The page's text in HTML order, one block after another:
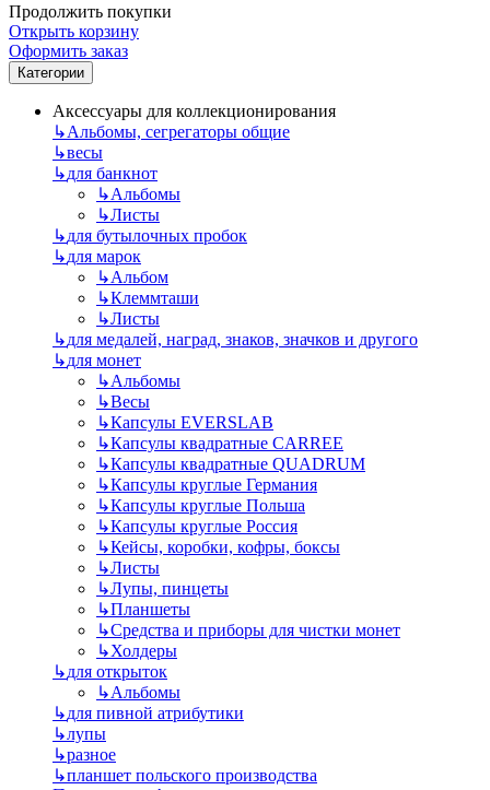
Продолжить покупки
Открыть корзину
Оформить заказ
Категории
Аксессуары для коллекционирования
↳Альбомы, сегрегаторы общие
↳весы
↳для банкнот
↳Альбомы
↳Листы
↳для бутылочных пробок
↳для марок
↳Альбом
↳Клеммташи
↳Листы
↳для медалей, наград, знаков, значков и другого
↳для монет
↳Альбомы
↳Весы
↳Капсулы EVERSLAB
↳Капсулы квадратные CARREE
↳Капсулы квадратные QUADRUM
↳Капсулы круглые Германия
↳Капсулы круглые Польша
↳Капсулы круглые Россия
↳Кейсы, коробки, кофры, боксы
↳Листы
↳Лупы, пинцеты
↳Планшеты
↳Средства и приборы для чистки монет
↳Холдеры
↳для открыток
↳Альбомы
↳для пивной атрибутики
↳лупы
↳разное
↳планшет польского производства